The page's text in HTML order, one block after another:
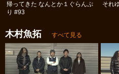
帰ってきた なんとか１ぐらんぷ
り #93
それ
木村魚拓 すべて見る